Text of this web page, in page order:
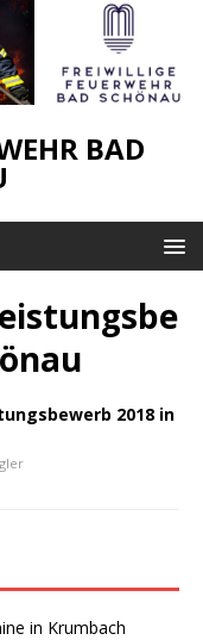
BAD
2018 in
in Krumbach